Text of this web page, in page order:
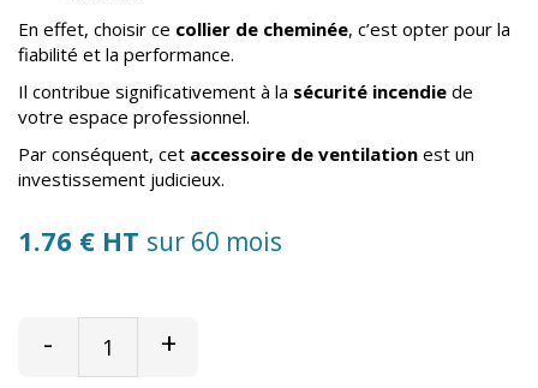
En effet, choisir ce collier de cheminée, c’est opter pour la
fiabilité et la performance.
Il contribue significativement à la sécurité incendie de
votre espace professionnel.
Par conséquent, cet accessoire de ventilation est un
investissement judicieux.
1.76 € HT sur 60 mois
- +